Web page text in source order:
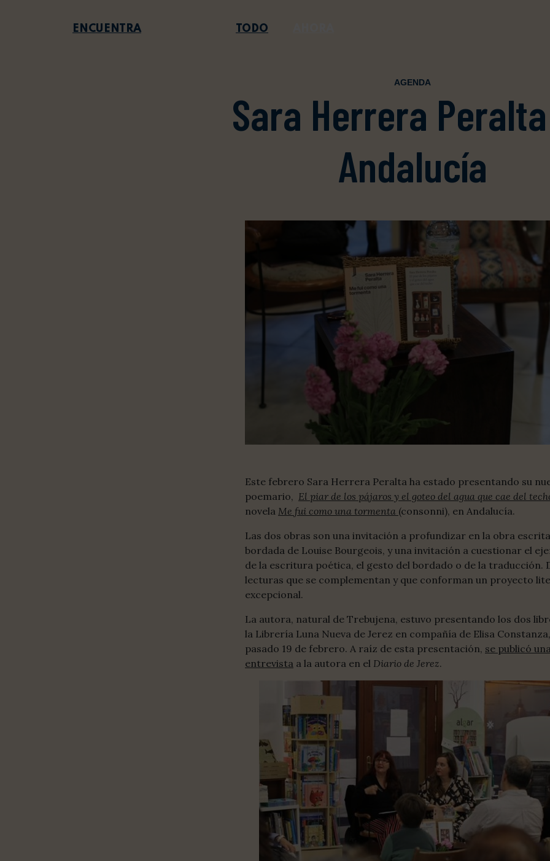
TODO
AGENDA
Sara Herrera
Andalucía
Este febrero Sara Herrera Peralta ha estado presentando su
poemario, El piar de los pájaros y el goteo del agua que cae del
novela Me fui como una tormenta (consonni), en Andalucía.
Las dos obras son una invitación a profundizar en la obra
bordada de Louise Bourgeois, y una invitación a cuestionar el
de la escritura poética, el gesto del bordado o de la traducción.
lecturas que se complementan y que conforman un proyecto
excepcional.
La autora, natural de Trebujena, estuvo presentando los dos
la Librería Luna Nueva de Jerez en compañía de Elisa
pasado 19 de febrero. A raíz de esta presentación, se publicó
entrevista a la autora en el Diario de Jerez.